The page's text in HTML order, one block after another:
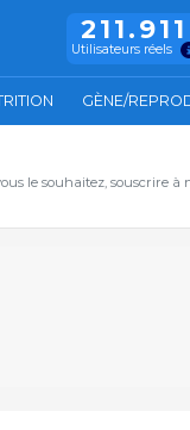
211.911
Utilisateurs réels
GÈNE/
le souhaitez, souscrire